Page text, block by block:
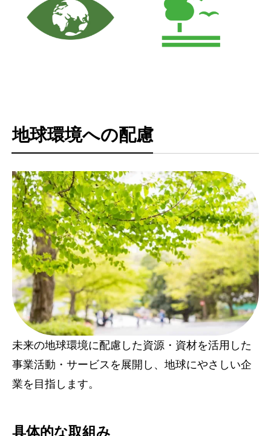
地球環境への配慮
未来の地球環境に配慮した資源・資材を活用した
事業活動・サービスを展開し、地球にやさしい企
業を目指します。
具体的な取組み